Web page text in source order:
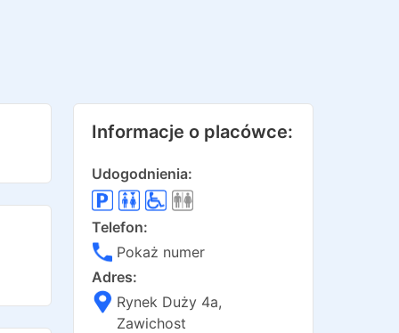
Informacje o placówce:
Udogodnienia:
Telefon:
Pokaż numer
Adres:
Rynek Duży 4a,
Zawichost